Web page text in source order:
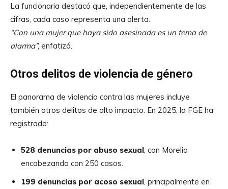
La funcionaria destacó que, independientemente de las
cifras, cada caso representa una alerta.
“Con una mujer que haya sido asesinada es un tema de
alarma”, enfatizó.
Otros delitos de violencia de género
El panorama de violencia contra las mujeres incluye
también otros delitos de alto impacto. En 2025, la FGE ha
registrado:
528 denuncias por abuso sexual, con Morelia
encabezando con 250 casos.
199 denuncias por acoso sexual, principalmente en